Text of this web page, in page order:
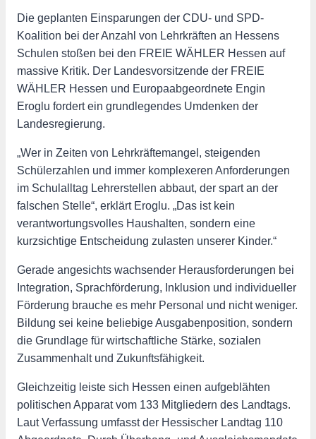
Die geplanten Einsparungen der CDU- und SPD-
Koalition bei der Anzahl von Lehrkräften an Hessens
Schulen stoßen bei den FREIE WÄHLER Hessen auf
massive Kritik. Der Landesvorsitzende der FREIE
WÄHLER Hessen und Europaabgeordnete Engin
Eroglu fordert ein grundlegendes Umdenken der
Landesregierung.
„Wer in Zeiten von Lehrkräftemangel, steigenden
Schülerzahlen und immer komplexeren Anforderungen
im Schulalltag Lehrerstellen abbaut, der spart an der
falschen Stelle“, erklärt Eroglu. „Das ist kein
verantwortungsvolles Haushalten, sondern eine
kurzsichtige Entscheidung zulasten unserer Kinder.“
Gerade angesichts wachsender Herausforderungen bei
Integration, Sprachförderung, Inklusion und individueller
Förderung brauche es mehr Personal und nicht weniger.
Bildung sei keine beliebige Ausgabenposition, sondern
die Grundlage für wirtschaftliche Stärke, sozialen
Zusammenhalt und Zukunftsfähigkeit.
Gleichzeitig leiste sich Hessen einen aufgeblähten
politischen Apparat vom 133 Mitgliedern des Landtags.
Laut Verfassung umfasst der Hessischer Landtag 110